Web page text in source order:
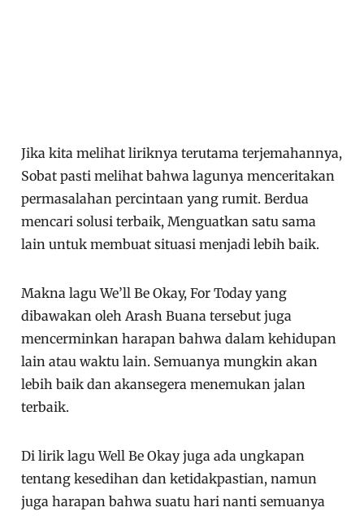
Jika kita melihat liriknya terutama terjemahannya,
Sobat pasti melihat bahwa lagunya menceritakan
permasalahan percintaan yang rumit. Berdua
mencari solusi terbaik, Menguatkan satu sama
lain untuk membuat situasi menjadi lebih baik.
Makna lagu We’ll Be Okay, For Today yang
dibawakan oleh Arash Buana tersebut juga
mencerminkan harapan bahwa dalam kehidupan
lain atau waktu lain. Semuanya mungkin akan
lebih baik dan akansegera menemukan jalan
terbaik.
Di lirik lagu Well Be Okay juga ada ungkapan
tentang kesedihan dan ketidakpastian, namun
juga harapan bahwa suatu hari nanti semuanya